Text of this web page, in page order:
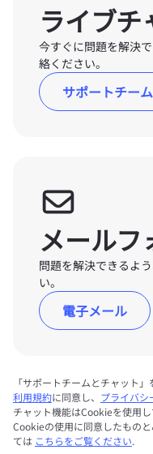
ライブチ
今すぐに問題を解決
絡ください。
サポートチー
メールフ
問題を解決できるよ
い。
電子メール
「サポートチームとチャット
利用規約に同意し、 プライバシ
チャット機能はCookieを使用
Cookieの使用に同意したもの
ては こちらをご覧ください.